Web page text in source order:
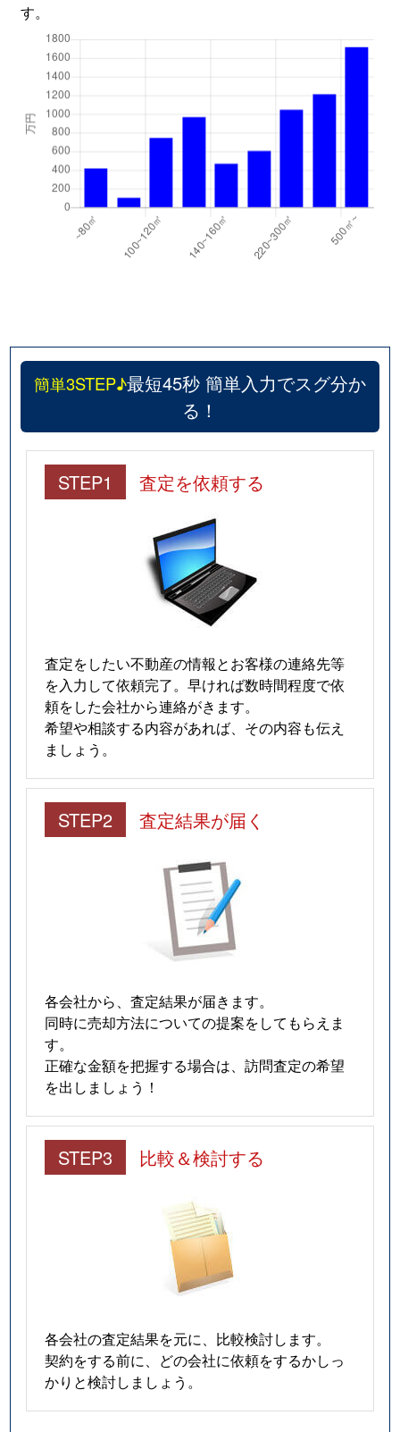
す。
簡単3STEP♪最短45秒 簡単入力でスグ分か
る！
STEP1 査定を依頼する
査定をしたい不動産の情報とお客様の連絡先等
を入力して依頼完了。早ければ数時間程度で依
頼をした会社から連絡がきます。
希望や相談する内容があれば、その内容も伝え
ましょう。
STEP2 査定結果が届く
各会社から、査定結果が届きます。
同時に売却方法についての提案をしてもらえま
す。
正確な金額を把握する場合は、訪問査定の希望
を出しましょう！
STEP3 比較＆検討する
各会社の査定結果を元に、比較検討します。
契約をする前に、どの会社に依頼をするかしっ
かりと検討しましょう。